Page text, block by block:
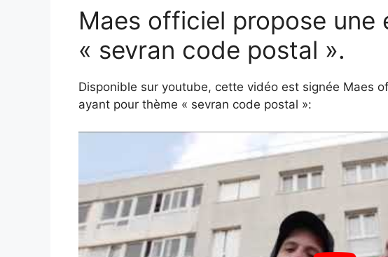
Maes officiel propose une
« sevran code postal ».
Disponible sur youtube, cette vidéo est signée Maes
ayant pour thème « sevran code postal »: